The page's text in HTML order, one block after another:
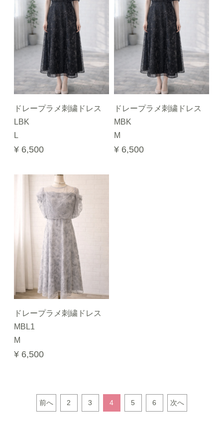
ドレープラメ刺繍ドレス
LBK
L
¥ 6,500
ドレープラメ刺繍ドレス
MBK
M
¥ 6,500
ドレープラメ刺繍ドレス
MBL1
M
¥ 6,500
前へ 2 3 4 5 6 次へ